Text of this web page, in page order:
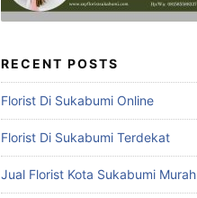
RECENT POSTS
Florist Di Sukabumi Online
Florist Di Sukabumi Terdekat
Jual Florist Kota Sukabumi Murah